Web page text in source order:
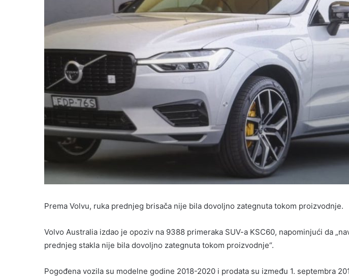
Prema Volvu, ruka prednjeg brisača nije bila dovoljno zategnuta tokom proizvodnje.
Volvo Australia izdao je opoziv na 9388 primeraka SUV-a KSC60, napominjući da
prednjeg stakla nije bila dovoljno zategnuta tokom proizvodnje“.
Pogođena vozila su modelne godine 2018-2020 i prodata su između 1. septembra